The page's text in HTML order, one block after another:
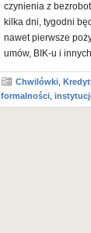
czynienia z
kilka dni, tygodni
nawet pierwsze
umów, BIK-u i
Chwilówki
formalności